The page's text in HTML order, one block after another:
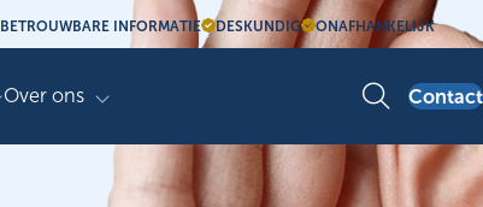
BETROUWBARE INFORMATIE DESKUNDIG ONAFHANKELIJK
Over ons Contact